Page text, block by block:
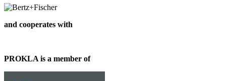
and cooperates with
PROKLA is a member of